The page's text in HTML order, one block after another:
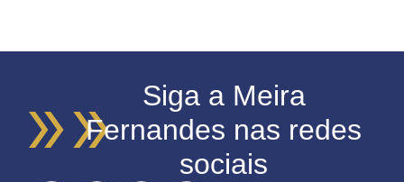
Siga a Meira
Fernandes nas redes
sociais